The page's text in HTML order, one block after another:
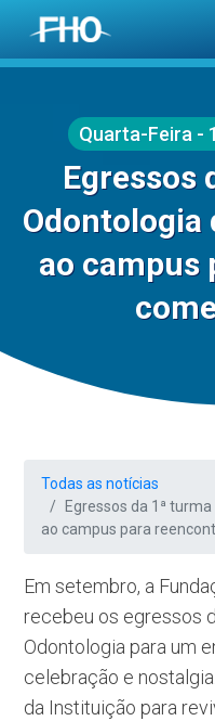
Quarta-Feira -
Egressos
Odontologia
ao campus
Todas as notícias
Egressos da 1ª
ao campus para
Em setembro, a
recebeu os egressos
Odontologia para um
celebração e
da Instituição para